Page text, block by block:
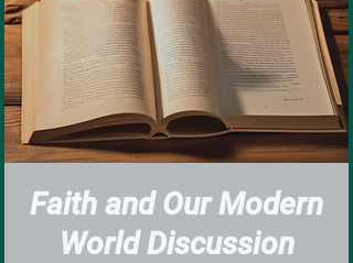
Faith and Our Modern
World Discussion